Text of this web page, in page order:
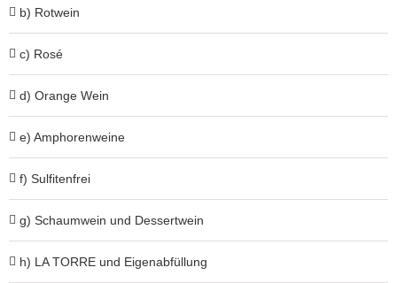
b) Rotwein
c) Rosé
d) Orange Wein
e) Amphorenweine
f) Sulfitenfrei
g) Schaumwein und Dessertwein
h) LA TORRE und Eigenabfüllung